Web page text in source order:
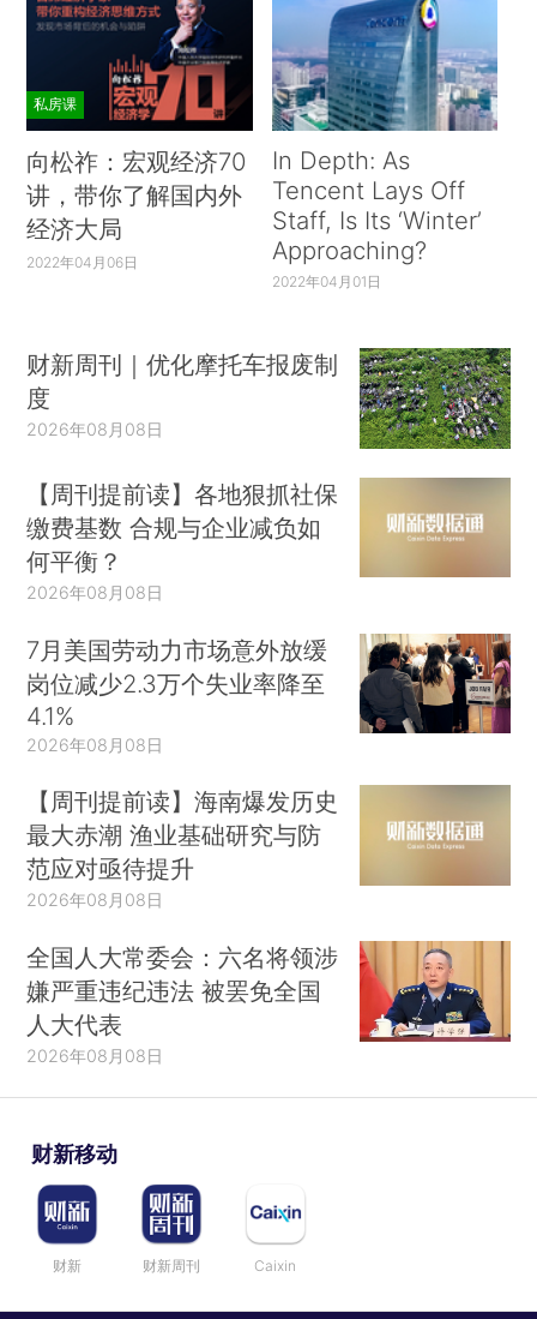
私房课
向松祚：宏观经济70
讲，带你了解国内外
经济大局
2022年04月06日
In Depth: As
Tencent Lays Off
Staff, Is Its ‘Winter’
Approaching?
2022年04月01日
财新周刊｜优化摩托车报废制
度
2026年08月08日
【周刊提前读】各地狠抓社保
缴费基数 合规与企业减负如
何平衡？
2026年08月08日
7月美国劳动力市场意外放缓
岗位减少2.3万个失业率降至
4.1%
2026年08月08日
【周刊提前读】海南爆发历史
最大赤潮 渔业基础研究与防
范应对亟待提升
2026年08月08日
全国人大常委会：六名将领涉
嫌严重违纪违法 被罢免全国
人大代表
2026年08月08日
财新移动
财新 财新周刊 Caixin